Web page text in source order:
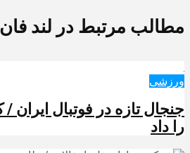
مطالب مرتبط در لند فان
ورزشی
جنجال تازه در فوتبال ایران /
را داد